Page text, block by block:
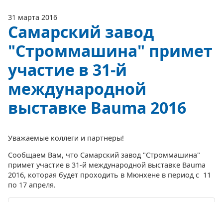
31 марта 2016
Самарский завод
"Строммашина" примет
участие в 31-й
международной
выставке Bauma 2016
Уважаемые коллеги и партнеры!
Сообщаем Вам, что Самарский завод "Строммашина"
примет участие в 31-й международной выставке Bauma
2016, которая будет проходить в Мюнхене в период с 11
по 17 апреля.